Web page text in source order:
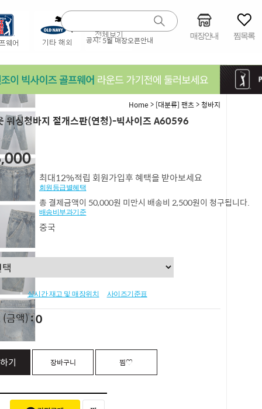
공지:5월 매장오픈안내 매장안내 찜목록
Home> [대분류] 팬츠>청바지
워싱청바지 절개스판(연청)-빅사이즈 A60596
최대12%적립 회원가입후 혜택을 받아보세요
회원등급별혜택
총 결제금액이 50,000원 미만시 배송비 2,500원이 청구됩니다.
배송비부과기준
중국
실시간 재고 및 매장위치 사이즈기준표
(금액) 0
기 장바구니 찜♡